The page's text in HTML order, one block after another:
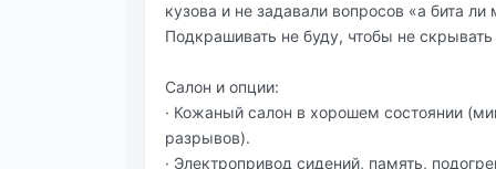
кузова и не задавали вопросов «а бита
Подкрашивать не буду, чтобы не
Салон и опции:
· Кожаный салон в хорошем состоянии
разрывов).
· Электропривод сидений, память,